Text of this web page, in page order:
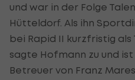
und war in der Folge
Hütteldorf. Als ihn
bei Rapid II kurzfristig als
sagte Hofmann zu und
Betreuer von Franz